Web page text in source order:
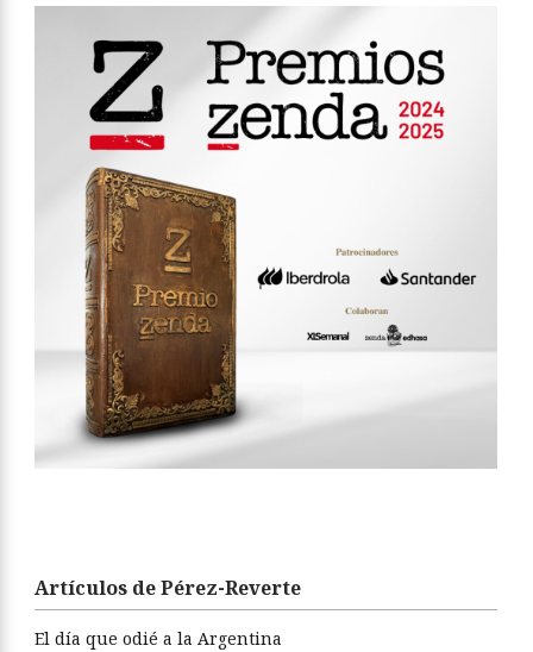
Artículos de Pérez-Reverte
El día que odié a la Argentina